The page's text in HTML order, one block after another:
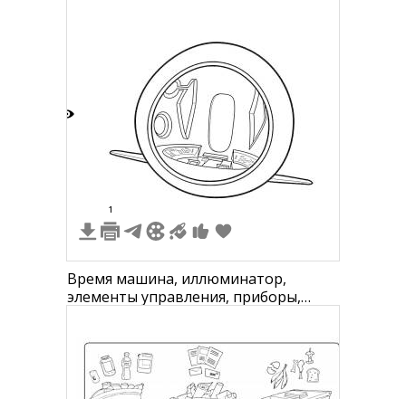
1
Время машина, иллюминатор,
элементы управления, приборы,